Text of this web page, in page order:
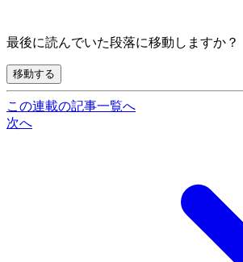
最後に読んでいた段落に移動しますか？
移動する
この連載の記事一覧へ
次へ